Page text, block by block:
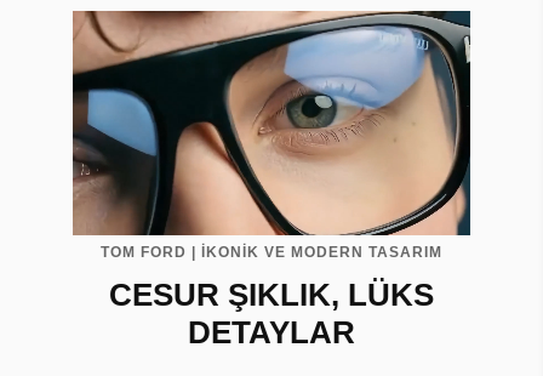
TOM FORD | İKONİK VE MODERN TASARIM
CESUR ŞIKLIK, LÜKS
DETAYLAR